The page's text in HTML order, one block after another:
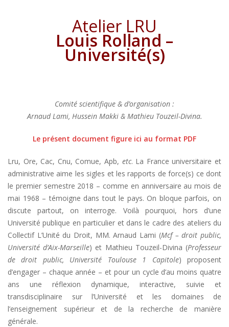
Atelier LRU
Louis Rolland –
Université(s)
Comité scientifique & d’organisation :
Arnaud Lami, Hussein Makki & Mathieu Touzeil-Divina.
Le présent document figure ici au format PDF
Lru, Ore, Cac, Cnu, Comue, Apb, etc. La France universitaire et
administrative aime les sigles et les rapports de force(s) ce dont
le premier semestre 2018 – comme en anniversaire au mois de
mai 1968 – témoigne dans tout le pays. On bloque parfois, on
discute partout, on interroge. Voilà pourquoi, hors d’une
Université publique en particulier et dans le cadre des ateliers du
Collectif L’Unité du Droit, MM. Arnaud Lami (Mcf –droit public,
Université d’Aix-Marseille) et Mathieu Touzeil-Divina (Professeur
de droit public, Université Toulouse 1 Capitole) proposent
d’engager – chaque année – et pour un cycle d’au moins quatre
ans une réflexion dynamique, interactive, suivie et
transdisciplinaire sur l’Université et les domaines de
l’enseignement supérieur et de la recherche de manière
générale.